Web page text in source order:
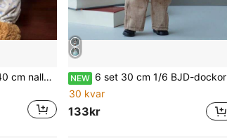
(Endast kläder) 35 cm/40 cm nallebjörn dockkläder, söta outfits, 36 cm Barcelona björn dockkläder för utklädning, söta saker, kläder till gosedjur, festgåvor, födelsedagspresenter (docka ingår ej)
NEW 6 set 30 cm 1/6 BJD-dockor med kläder, skor och väskor, ledade modedockor, lämpliga som födelsedagspresent för flickor
30 kvar
133kr